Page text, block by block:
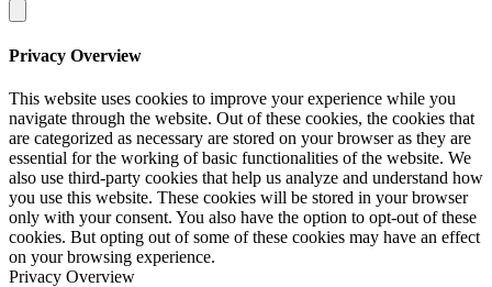
Privacy Overview
This website uses cookies to improve your experience while you
navigate through the website. Out of these cookies, the cookies that
are categorized as necessary are stored on your browser as they are
essential for the working of basic functionalities of the website. We
also use third-party cookies that help us analyze and understand how
you use this website. These cookies will be stored in your browser
only with your consent. You also have the option to opt-out of these
cookies. But opting out of some of these cookies may have an effect
on your browsing experience.
Privacy Overview